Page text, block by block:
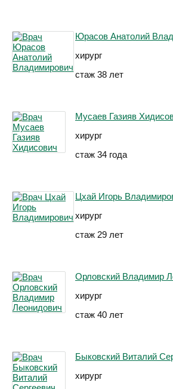
Юрасов Анатолий
хирург
стаж 38 лет
Мусаев Газияв
хирург
стаж 34 года
Цхай Игорь
хирург
стаж 29 лет
Орловский Владимир
хирург
стаж 40 лет
Быковский Виталий
хирург